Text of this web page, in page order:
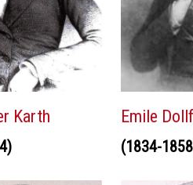
Karth Emile
(1834-